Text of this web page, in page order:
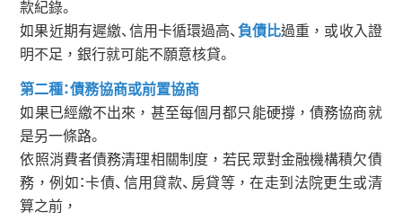
款紀錄。
如果近期有遲繳、信用卡循環過高、負債比過重，或收入證
明不足，銀行就可能不願意核貸。
第二種：債務協商或前置協商
如果已經繳不出來，甚至每個月都只能硬撐，債務協商就
是另一條路。
依照消費者債務清理相關制度，若民眾對金融機構積欠債
務，例如：卡債、信用貸款、房貸等，在走到法院更生或清
算之前，